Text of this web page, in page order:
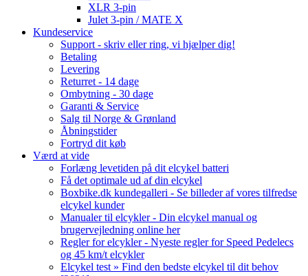
XLR 3-pin
Julet 3-pin / MATE X
Kundeservice
Support - skriv eller ring, vi hjælper dig!
Betaling
Levering
Returret - 14 dage
Ombytning - 30 dage
Garanti & Service
Salg til Norge & Grønland
Åbningstider
Fortryd dit køb
Værd at vide
Forlæng levetiden på dit elcykel batteri
Få det optimale ud af din elcykel
Boxbike.dk kundegalleri - Se billeder af vores tilfredse
elcykel kunder
Manualer til elcykler - Din elcykel manual og
brugervejledning online her
Regler for elcykler - Nyeste regler for Speed Pedelecs
og 45 km/t elcykler
Elcykel test » Find den bedste elcykel til dit behov